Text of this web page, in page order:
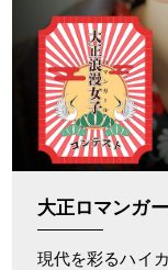
大正ロマンガ
現代を彩るハイ